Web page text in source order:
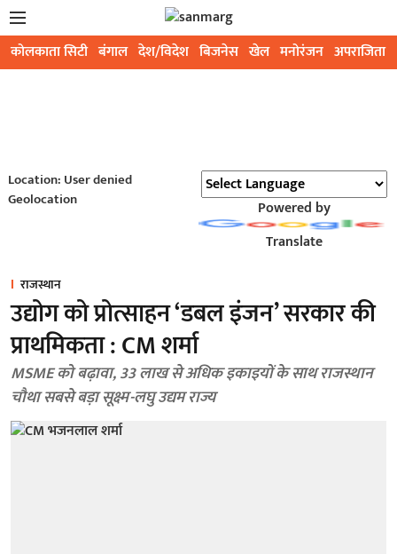
कोलकाता सिटी बंगाल देश/विदेश बिजनेस खेल मनोरंजन अपराजिता
Location: User denied
Geolocation
Powered by
Translate
राजस्थान
उद्योग को प्रोत्साहन ‘डबल इंजन’ सरकार की
प्राथमिकता : CM शर्मा
MSME को बढ़ावा, 33 लाख से अधिक इकाइयों के साथ राजस्थान
चौथा सबसे बड़ा सूक्ष्म-लघु उद्यम राज्य